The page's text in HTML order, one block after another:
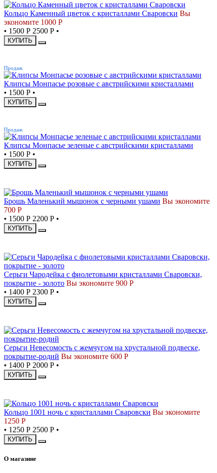
Кольцо Каменный цветок с кристаллами Сваровски Вы
экономите 1000 Р
• 1500 Р 2500 Р •
КУПИТЬ
Продаж
Клипсы Монпасье розовые с австрийскими кристаллами
• 1500 Р •
КУПИТЬ
Продаж
Клипсы Монпасье зеленые с австрийскими кристаллами
• 1500 Р •
КУПИТЬ
Брошь Маленький мышонок с черными ушами Вы экономите
700 Р
• 1500 Р 2200 Р •
КУПИТЬ
Серьги Чародейка с фиолетовыми кристаллами Сваровски,
покрытие - золото Вы экономите 900 Р
• 1400 Р 2300 Р •
КУПИТЬ
Серьги Невесомость с жемчугом на хрустальной подвеске,
покрытие-родий Вы экономите 600 Р
• 1400 Р 2000 Р •
КУПИТЬ
Кольцо 1001 ночь с кристаллами Сваровски Вы экономите
1250 Р
• 1250 Р 2500 Р •
КУПИТЬ
О магазине